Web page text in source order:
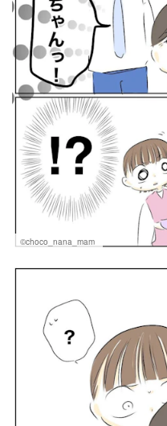
©choco_nana_mam